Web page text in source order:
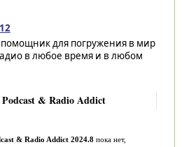
для погружения в мир
в любое время и в любом
& Radio Addict
& Radio Addict 2024.8пока нет,